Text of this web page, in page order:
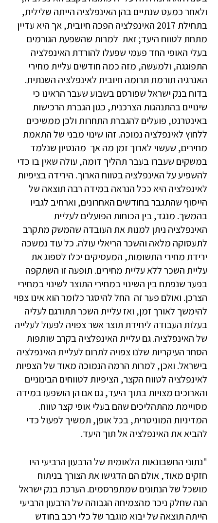
ולאחר כמעט שנתיים בהן האינפלציה הייתה שלילית,
בתחילת 2017 האינפלציה הפכה חיובית, אך היא עדיין
מתחת לטווח היעד; זאת למרות שהשפעת הגורמים
בעלי האופי החד פעמי שפעלו להורדת האינפלציה
התפוגגה, ולמעשה, מזה כמה חודשים עליית מחירי
האנרגיה תורמת תרומה חיובית לאינפלציה השנתית.
בדוח בנק ישראל שפורסם בשבוע שעבר הראינו כי
שינויים בהתנהגות הצרכנית, כגון הגברת הרכישות
באינטרנט, פועלים להגברת התחרות ולכן ממשיכים
ללחוץ לאינפלציה נמוכה. זהו שינוי מבני של התאמת
מחירים, שעשוי לארוך זמן מה אך מהנסיון שנלמד
במשקים שעברו בעבר תהליך דומה, עולה שאין בו כדי
להשפיע על האינפלציה בטווח הארוך. הירידה בציפיות
לאינפלציה היא ככל הנראה במידה רבה תוצאה של
הייסוף שהתגבר בחודשים האחרונים, וארחיב לגביו
בהמשך. מנגד, בין הכוחות הפועלים לעליית
האינפלציה ניתן למנות את העובדה שהמשק מתקרב
לתעסוקה מלאה והשכר הריאלי עולה. כל עוד נמשכה
ירידת מחירי התשומות, המעסיקים יכלו לספוג את
עליית השכר ללא עליית מחירים. תופעה זו השתקפה
בפער שנפתח בין השינוי במחירי התוצר לשינוי במחירי
הצרכן. ואולם פער זה החל להיסגר כלומר הוא אינו צפוי
להימשך לאורך זמן, ואז עליית השכר תתורגם לעליה
בעלות העבודה ליחידת תוצר אשר צפויה לפעול לעלייה
של האינפלציה. גם עליית האינפלציה בקרב שותפות
הסחר העיקריות שלנו צפויה לתרום לעליית האינפלציה
בישראל. ואכן, למרות הרמה הנמוכה מאוד של הצפיות
לאינפלציה לטווח הקצר, הציפיות לטווחים הבינוניים
והארוכים מצויות בתוך היעד, גם אם הן הושפעו במידה
מסויימת מהתהליכים שהם בעלי אופי קצר טווח.
המדיניות המוניטרית, בכל אופן, תמשיך לפעול כדי
להביא את האינפלציה אל תוך היעד.
"נתוני החשבונאות הלאומית של הרבעון הרביעי היו
חזקים מאוד, אולם הם הדגישו את הצורך בניתוח
מושכל של הנתונים שמתפרסמים. הערכת בנק ישראל
הנה שחלק ניכר מהצמיחה הגבוהה של הרבעון הרביעי
הייתה תוצאה של יבוא מוגבר של כלי רכב בחודש